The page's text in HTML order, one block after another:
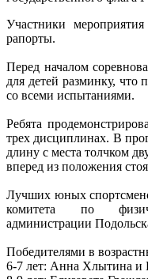
Участники
рапорты.
Перед началом
для детей разминку, что
со всеми испытаниями.
Ребята
трех дисциплинах. В
длину с места толчком
вперед из положения
Лучших юных
комитета по
администрации
Победителями в
6-7 лет: Анна Хлытина и